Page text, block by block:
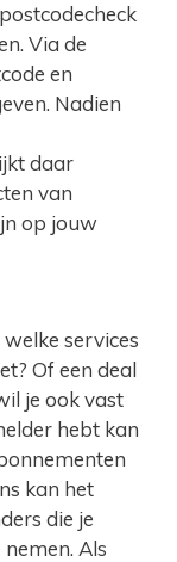
Via de
en
Nadien
daar
van
op jouw
services
Of een deal
je ook vast
hebt kan
kan het
die je
Als